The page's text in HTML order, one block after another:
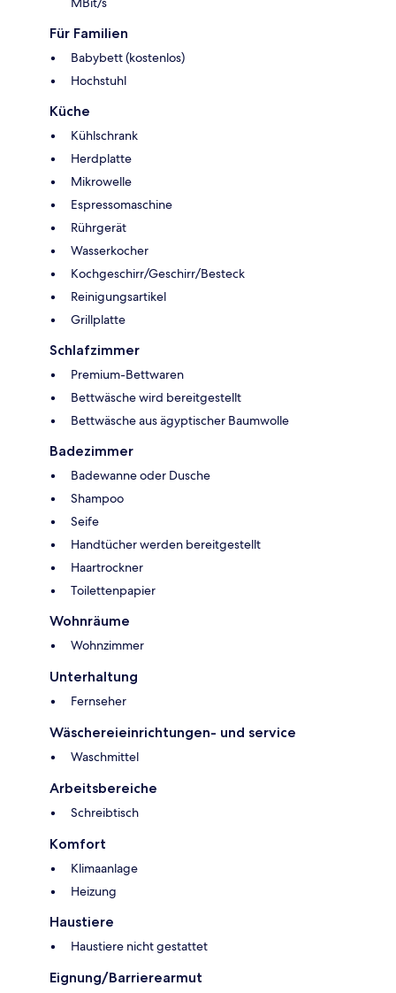
Für Familien
Babybett (kostenlos)
Hochstuhl
Küche
Kühlschrank
Herdplatte
Mikrowelle
Espressomaschine
Rührgerät
Wasserkocher
Kochgeschirr/Geschirr/Besteck
Reinigungsartikel
Grillplatte
Schlafzimmer
Premium-Bettwaren
Bettwäsche wird bereitgestellt
Bettwäsche aus ägyptischer Baumwolle
Badezimmer
Badewanne oder Dusche
Shampoo
Seife
Handtücher werden bereitgestellt
Haartrockner
Toilettenpapier
Wohnräume
Wohnzimmer
Unterhaltung
Fernseher
Wäschereieinrichtungen- und service
Waschmittel
Arbeitsbereiche
Schreibtisch
Komfort
Klimaanlage
Heizung
Haustiere
Haustiere nicht gestattet
Eignung/Barrierearmut